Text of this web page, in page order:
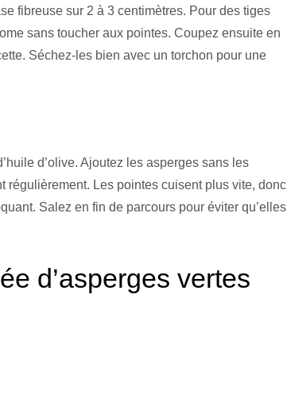
fibreuse sur 2 à 3 centimètres. Pour des tiges
sans toucher aux pointes. Coupez ensuite en
Séchez-les bien avec un torchon pour une
d’olive. Ajoutez les asperges sans les
régulièrement. Les pointes cuisent plus vite, donc
Salez en fin de parcours pour éviter qu’elles
d’asperges vertes